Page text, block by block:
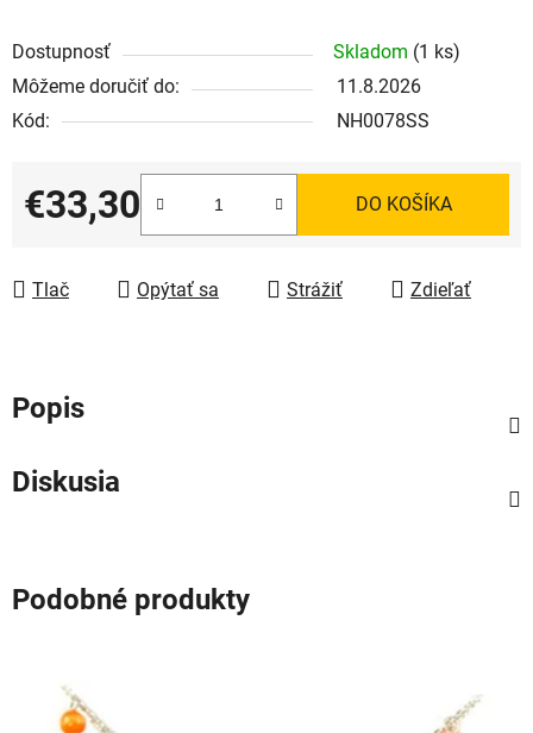
Dostupnosť Skladom (1 ks)
Môžeme doručiť do:
11.8.2026
Kód:
NH0078SS
€33,30
Jednotková cena:
DO KOŠÍKA
Tlač Opýtať sa Strážiť Zdieľať
Popis
Diskusia
Podobné produkty